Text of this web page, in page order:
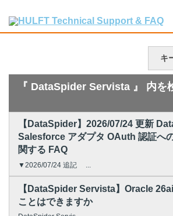
キ
『 DataSpider Servista 』 内を
【DataSpider】2026/07/24 更新
Salesforce アダプタ OAuth 認証へ
関する FAQ
▼2026/07/24 追記 ...
【DataSpider Servista】Oracle
ことはできますか